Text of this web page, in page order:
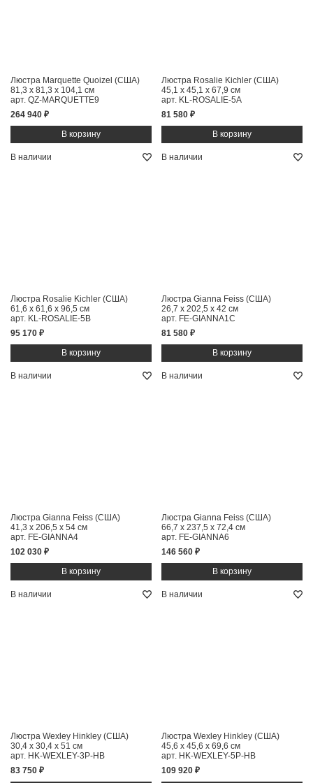
Люстра Marquette Quoizel (США)
81,3 x 81,3 x 104,1 см
арт. QZ-MARQUETTE9
264 940 ₽
Люстра Rosalie Kichler (США)
45,1 x 45,1 x 67,9 см
арт. KL-ROSALIE-5A
81 580 ₽
В наличии
Люстра Rosalie Kichler (США)
61,6 x 61,6 x 96,5 см
арт. KL-ROSALIE-5B
95 170 ₽
В наличии
Люстра Gianna Feiss (США)
26,7 x 202,5 x 42 см
арт. FE-GIANNA1C
81 580 ₽
В наличии
Люстра Gianna Feiss (США)
41,3 x 206,5 x 54 см
арт. FE-GIANNA4
102 030 ₽
В наличии
Люстра Gianna Feiss (США)
66,7 x 237,5 x 72,4 см
арт. FE-GIANNA6
146 560 ₽
В наличии
Люстра Wexley Hinkley (США)
30,4 x 30,4 x 51 см
арт. HK-WEXLEY-3P-HB
83 750 ₽
В наличии
Люстра Wexley Hinkley (США)
45,6 x 45,6 x 69,6 см
арт. HK-WEXLEY-5P-HB
109 920 ₽